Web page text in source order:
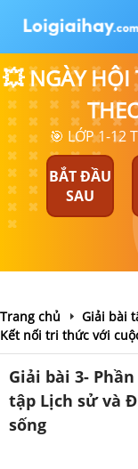
💥 NGÀY HỘI
🎯 LỚP 1-12
BẮT ĐẦU
SAU
Trang chủ
Giải bài
Kết nối tri thức với
Giải bài 3-
tập Lịch sử và
sống